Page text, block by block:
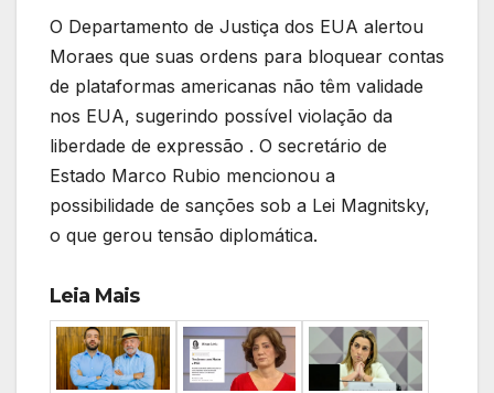
O Departamento de Justiça dos EUA alertou
Moraes que suas ordens para bloquear contas
de plataformas americanas não têm validade
nos EUA, sugerindo possível violação da
liberdade de expressão . O secretário de
Estado Marco Rubio mencionou a
possibilidade de sanções sob a Lei Magnitsky,
o que gerou tensão diplomática.
Leia Mais